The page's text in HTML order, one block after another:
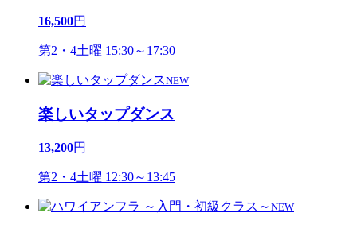
16,500円
第2・4土曜 15:30～17:30
NEW
楽しいタップダンス
13,200円
第2・4土曜 12:30～13:45
NEW